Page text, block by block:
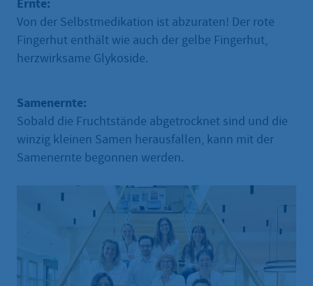
Von der Selbstmedikation ist abzuraten! Der rote
Fingerhut enthält wie auch der gelbe Fingerhut,
herzwirksame Glykoside.
Samenernte:
Sobald die Fruchtstände abgetrocknet sind und die
winzig kleinen Samen herausfallen, kann mit der
Samenernte begonnen werden.